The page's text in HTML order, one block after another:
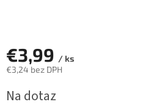
€3,99 / ks
€3,24 bez DPH
cena:
Na dotaz